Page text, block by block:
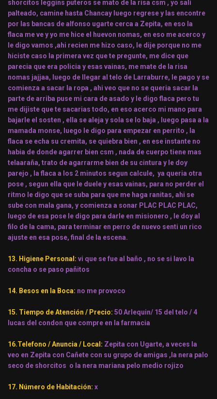
shorcitos leggins puteros se mato de la risa csm , yo sali
palteado, camine hasta Chancay luego regrese y las encontre
por las bancas de alfonso ugarte cerca a Zepita, en eso la
flaca me ve y yo me hice el huevon nomas, en eso me acerco y
le digo vamos ,ahi recien me hizo caso, le dije porque no me
hiciste caso la primera vez que te pregunte, me dice que
parecia que era policia y esas vainas, me mate de la risa
nomas jajjaa, luego de llegar al telo de Larraburre, le pago y se
comienza a sacar la ropa , ahi veo que no se queria sacar la
parte de arriba puse mi cara de asado y le digo flaca pero tu
me dijiste que te sacarias todo, en eso acerco mi mano para
bajarle el sosten , ella se aleja y sola se lo baja , luego pasa a la
mamada monse, luego le digo para empezar en perrito , la
flaca se echa su cremita, se quiebra bien , en ese instante no
habia de donde agarrer bien csm , nada de cuerpo tiene mas
telaaraña, trato de agarrarme bien de su cintura y le doy
parejo , la flaca a los 2 minutos segun calcule, ya queria otra
pose , segun ella que le duele y esas vainas, para no perder el
ritmo le digo que se suba para que me haga ranitas, ahi se
sube con mala gana, y comienza a sonar PLAC PLAC PLAC,
luego de esa pose le digo para darle en misionero , le doy al
filo de la cama, para terminar en perro de nuevo senti un rico
ajuste en esa pose, final de la escena.
13. Higiene Personal: vi que se fue al baño , no se si lavo la
concha o se paso pañitos
14. Besos en la Boca: no me provoco
15. Tiempo de Atención / Precio: 50 Arlequin/ 15 del telo / 4
lucas del condon que compre en la farmacia
16.Telefono / Anuncia / Local: Zepita con Ugarte, a veces la
veo en Zepita con Cañete con su grupo de amigas ,la nera palo
seco de shorcitos o la nera mariana pelo medio rojizo
17. Número de Habitación: x